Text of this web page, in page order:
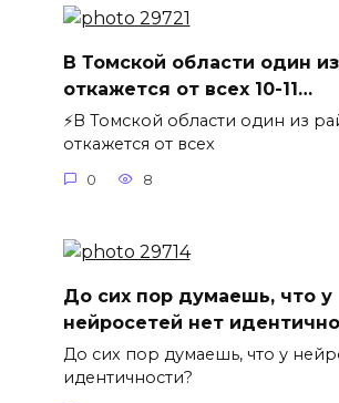
В Томской области один
откажется от всех 10-11…
⚡️В Томской области один из
откажется от всех
0 8
До сих пор думаешь, что у
нейросетей нет
До сих пор думаешь, что у
идентичности?